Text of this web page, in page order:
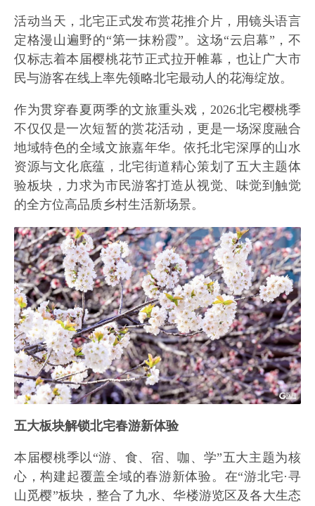
活动当天，北宅正式发布赏花推介片，用镜头语言
定格漫山遍野的“第一抹粉霞”。这场“云启幕”，不
仅标志着本届樱桃花节正式拉开帷幕，也让广大市
民与游客在线上率先领略北宅最动人的花海绽放。
作为贯穿春夏两季的文旅重头戏，2026北宅樱桃季
不仅仅是一次短暂的赏花活动，更是一场深度融合
地域特色的全域文旅嘉年华。依托北宅深厚的山水
资源与文化底蕴，北宅街道精心策划了五大主题体
验板块，力求为市民游客打造从视觉、味觉到触觉
的全方位高品质乡村生活新场景。
五大板块解锁北宅春游新体验
本届樱桃季以“游、食、宿、咖、学”五大主题为核
心，构建起覆盖全域的春游新体验。在“游北宅·寻
山觅樱”板块，整合了九水、华楼游览区及各大生态